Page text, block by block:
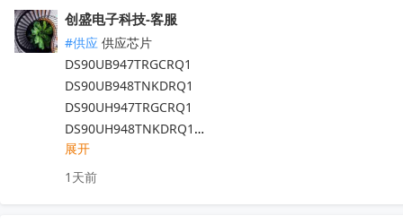
CS3820EO  M12L128168A-6TG2N
代理天微，贝岭，泰德，能芯，福芯，红芯微
晶源微，友达，UTC，纳芯威，芯电元等品牌
深圳原装现货当天可送，1000+型号现货欢迎咨询
V:13544786707
Q:2581140881
收起
创盛电子科技-客服
#供应 供应芯片
DS90UB947TRGCRQ1
DS90UB948TNKDRQ1
DS90UH947TRGCRQ1
DS90UH948TNKDRQ1
DS83822IRHBR
DS250DF810ABVR
展开
1天前